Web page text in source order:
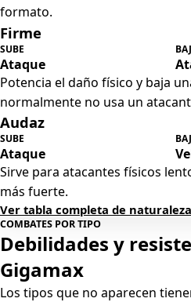
formato.
Firme
SUBE
Ataque
Potencia el daño físico y baja
normalmente no usa un
Audaz
SUBE
Ataque
Sirve para atacantes físicos
más fuerte.
Ver tabla completa de
COMBATES POR TIPO
Debilidades y
Gigamax
Los tipos que no aparecen